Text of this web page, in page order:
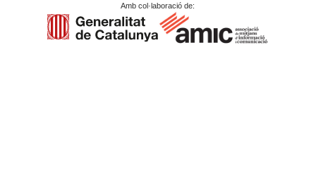
Amb col·laboració de: